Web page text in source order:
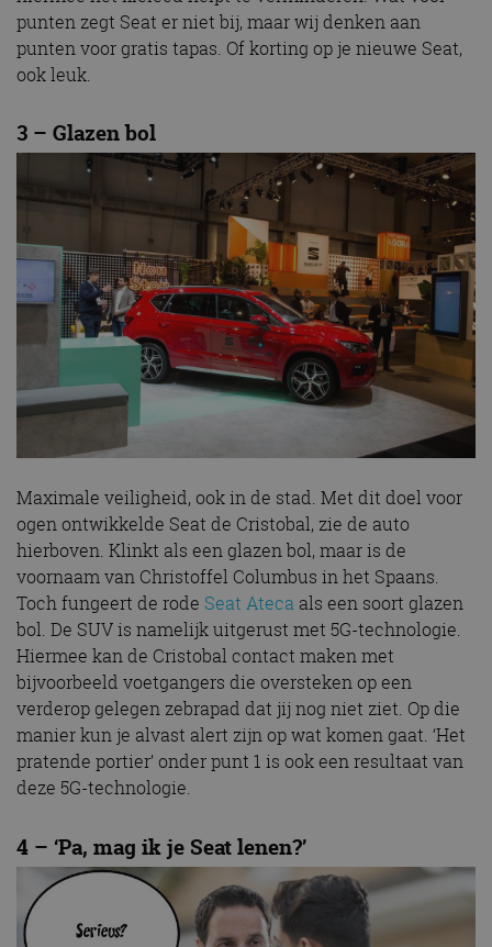
punten zegt Seat er niet bij, maar wij denken aan
punten voor gratis tapas. Of korting op je nieuwe Seat,
ook leuk.
3 – Glazen bol
Maximale veiligheid, ook in de stad. Met dit doel voor
ogen ontwikkelde Seat de Cristobal, zie de auto
hierboven. Klinkt als een glazen bol, maar is de
voornaam van Christoffel Columbus in het Spaans.
Toch fungeert de rode Seat Ateca als een soort glazen
bol. De SUV is namelijk uitgerust met 5G-technologie.
Hiermee kan de Cristobal contact maken met
bijvoorbeeld voetgangers die oversteken op een
verderop gelegen zebrapad dat jij nog niet ziet. Op die
manier kun je alvast alert zijn op wat komen gaat. ‘Het
pratende portier’ onder punt 1 is ook een resultaat van
deze 5G-technologie.
4 – ‘Pa, mag ik je Seat lenen?’